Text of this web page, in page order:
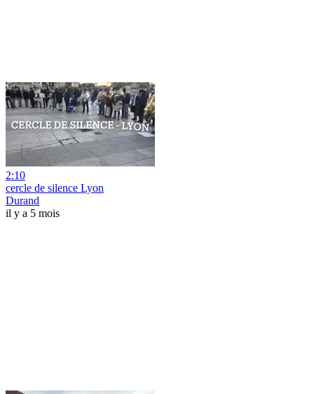
2:10
cercle de silence Lyon
Durand
il y a 5 mois